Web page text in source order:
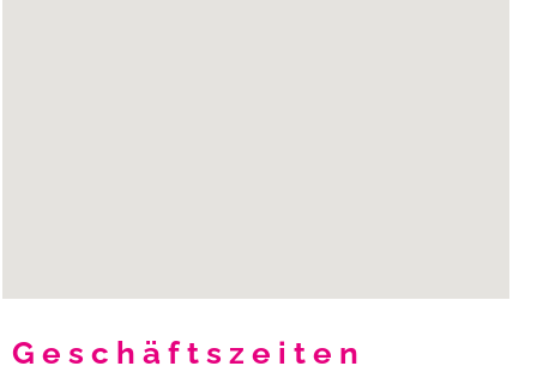
Geschäftszeiten